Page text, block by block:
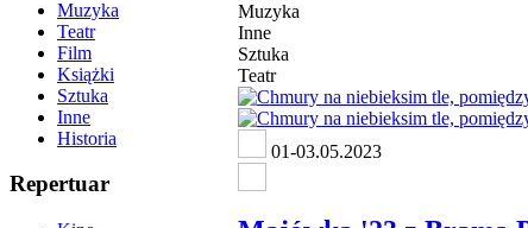
Muzyka
Teatr
Film
Książki
Sztuka
Inne
Historia
Repertuar
Muzyka
Inne
Sztuka
Teatr
01-03.05.2023